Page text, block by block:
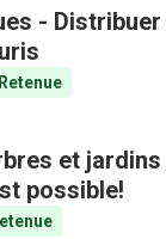
-
Retenue
et
possible!